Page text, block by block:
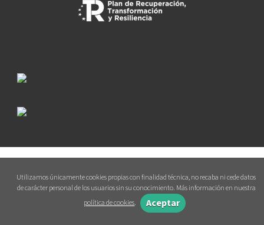
Utilizamos únicamente cookies propias con finalidad técnica, no recaba ni cede datos
de carácter personal de los usuarios sin su conocimiento. Más información en nuestra
política de cookies. Aceptar